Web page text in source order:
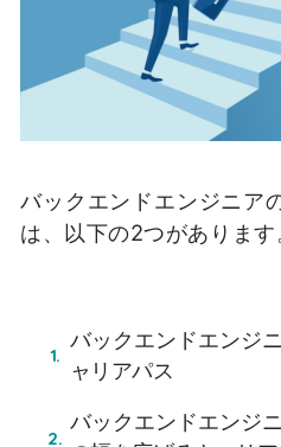
バックエンドエンジニア
は、以下の2つがあります
バックエンドエンジ
ャリアパス
バックエンドエンジ